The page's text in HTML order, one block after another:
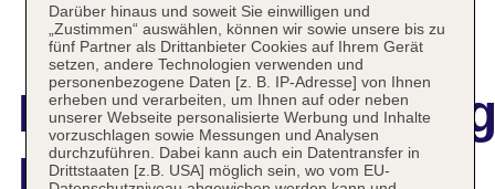
Dorint Pallas
Darüber hinaus und soweit Sie einwilligen und
„Zustimmen“ auswählen, können wir sowie unsere bis zu
fünf Partner als Drittanbieter Cookies auf Ihrem Gerät
setzen, andere Technologien verwenden und
personenbezogene Daten [z. B. IP-Adresse] von Ihnen
erheben und verarbeiten, um Ihnen auf oder neben
unserer Webseite personalisierte Werbung und Inhalte
vorzuschlagen sowie Messungen und Analysen
durchzuführen. Dabei kann auch ein Datentransfer in
Drittstaaten [z.B. USA] möglich sein, wo vom EU-